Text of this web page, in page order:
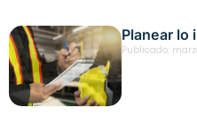
Planear lo
Publicado: